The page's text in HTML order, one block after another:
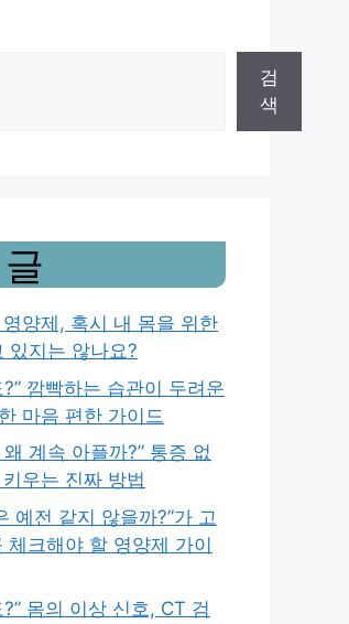
검
색
양제, 혹시 내 몸을 위한
있지는 않나요?
?” 깜빡하는 습관이 두려운
마음 편한 가이드
계속 아플까?” 통증 없
우는 진짜 방법
예전 같지 않을까?”가 고
체크해야 할 영양제 가이
?” 몸의 이상 신호, CT 검